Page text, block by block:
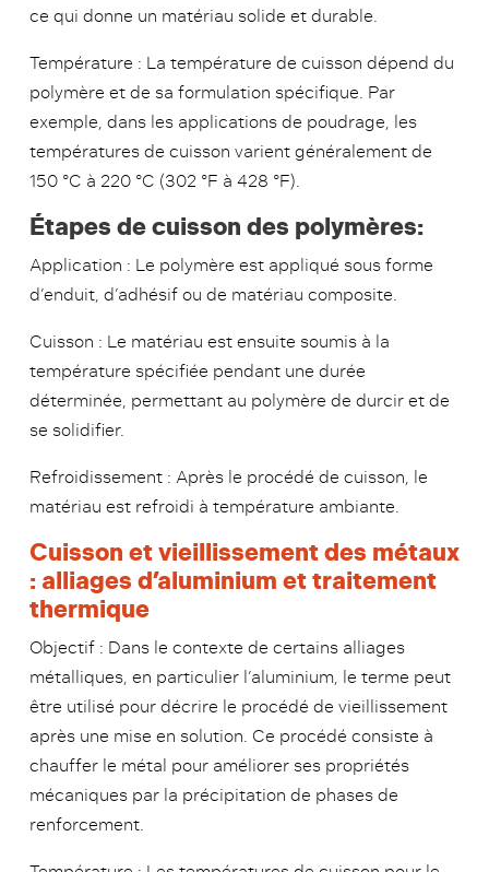
ce qui donne un matériau solide et durable.
Température : La température de cuisson dépend du
polymère et de sa formulation spécifique. Par
exemple, dans les applications de poudrage, les
températures de cuisson varient généralement de
150 °C à 220 °C (302 °F à 428 °F).
Étapes de cuisson des polymères:
Application : Le polymère est appliqué sous forme
d’enduit, d’adhésif ou de matériau composite.
Cuisson : Le matériau est ensuite soumis à la
température spécifiée pendant une durée
déterminée, permettant au polymère de durcir et de
se solidifier.
Refroidissement : Après le procédé de cuisson, le
matériau est refroidi à température ambiante.
Cuisson et vieillissement des métaux
: alliages d’aluminium et traitement
thermique
Objectif : Dans le contexte de certains alliages
métalliques, en particulier l’aluminium, le terme peut
être utilisé pour décrire le procédé de vieillissement
après une mise en solution. Ce procédé consiste à
chauffer le métal pour améliorer ses propriétés
mécaniques par la précipitation de phases de
renforcement.